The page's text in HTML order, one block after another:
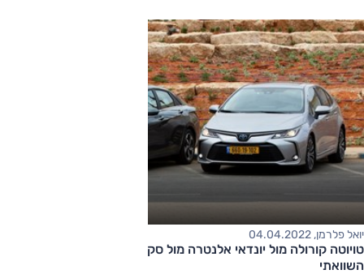
יואל פלרמן, 04.04.2022
טויוטה קורולה מול יונדאי אלנטרה מול סקודה אוקטביה- מבחן דרכים
השוואתי